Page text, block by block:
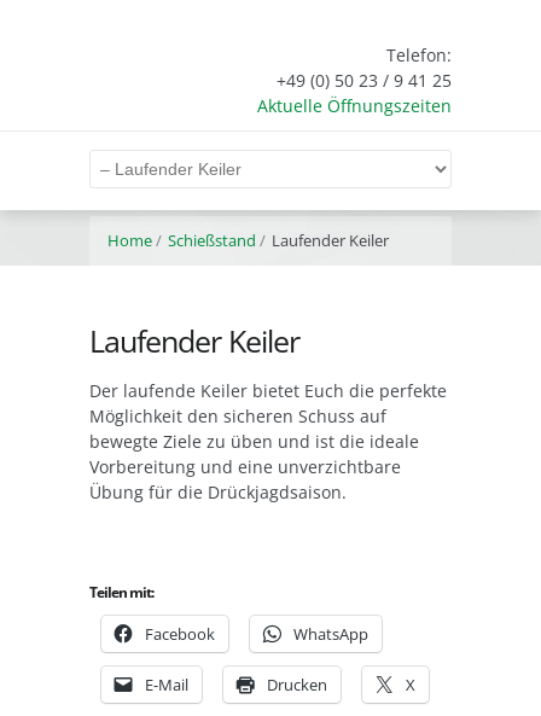
Telefon:
+49 (0) 50 23 / 9 41 25
Aktuelle Öffnungszeiten
Home Schießstand Laufender Keiler
Laufender Keiler
Der laufende Keiler bietet Euch die perfekte
Möglichkeit den sicheren Schuss auf
bewegte Ziele zu üben und ist die ideale
Vorbereitung und eine unverzichtbare
Übung für die Drückjagdsaison.
Teilen mit:
Facebook WhatsApp
E-Mail Drucken X